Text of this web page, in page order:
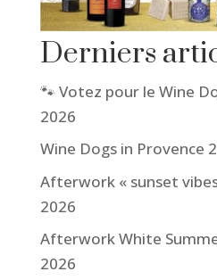
Derniers
🐾 Votez pour le Wine
2026
Wine Dogs in Provence
Afterwork « sunset
2026
Afterwork White
2026